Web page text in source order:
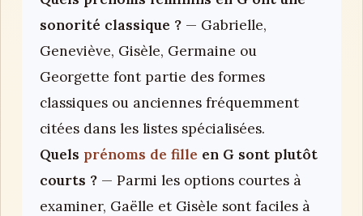
sonorité classique ? — Gabrielle,
Geneviève, Gisèle, Germaine ou
Georgette font partie des formes
classiques ou anciennes fréquemment
citées dans les listes spécialisées.
Quels prénoms de fille en G sont plutôt
courts ? — Parmi les options courtes à
examiner, Gaëlle et Gisèle sont faciles à